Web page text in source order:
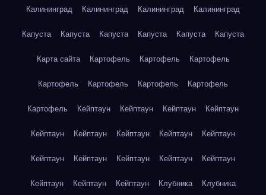
Калининград Калининград Калининград Калининград
Капуста Капуста Капуста Капуста Капуста Капуста
Карта сайта Картофель Картофель Картофель
Картофель Картофель Картофель Картофель
Картофель Кейптаун Кейптаун Кейптаун Кейптаун
Кейптаун Кейптаун Кейптаун Кейптаун Кейптаун
Кейптаун Кейптаун Кейптаун Кейптаун Кейптаун
Кейптаун Кейптаун Кейптаун Клубника Клубника